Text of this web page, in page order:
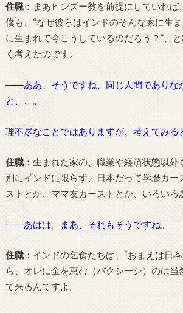
住職：まあヒンズー教を前提にしていれば
僕も、“なぜ彼らはインドのそんな家に生
に生まれて今こうしているのだろう？”、
く考えたのです。
――ああ、そうですね、同じ人間でありな
と、、。
理不尽なことではありますが、考えてみる
住職：生まれた家の、職業や経済状態以外
別にインドに限らず、日本だって学歴カー
ストとか、ママ友カーストとか、いろいろ
――あはは。まあ、それもそうですね。
住職：インドの乞食たちは、“おまえは日
ら、オレに金を恵む（バクシーシ）のは当
て来るんですよ。